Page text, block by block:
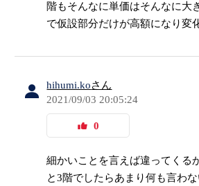
階もそんなに単価はそんなに大
で仮設部分だけが高額になり変
hihumi.koさん
2021/09/03 20:05:24
0
細かいことを言えば違ってくる
と3階でしたらあまり何も言わ